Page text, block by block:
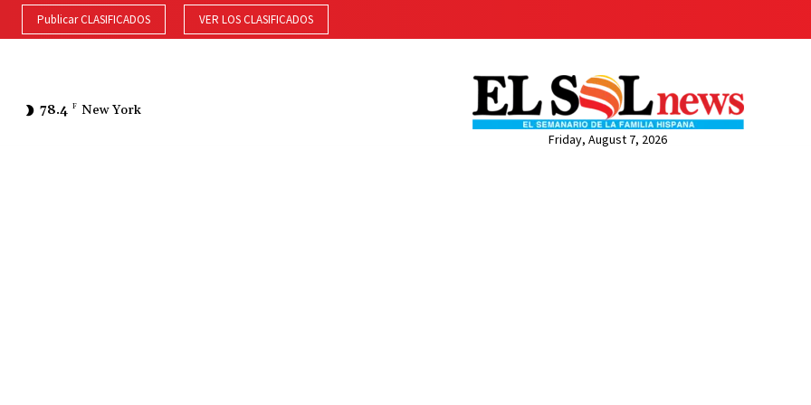
Publicar CLASIFICADOS VER LOS CLASIFICADOS
78.4 F New York
Friday, August 7, 2026